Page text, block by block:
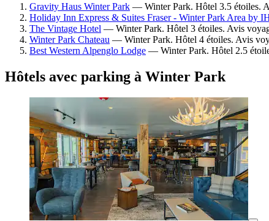
Gravity Haus Winter Park — Winter Park. Hôtel 3.5 étoiles.
Holiday Inn Express & Suites Fraser - Winter Park Area by
The Vintage Hotel — Winter Park. Hôtel 3 étoiles. Avis
Winter Park Chateau — Winter Park. Hôtel 4 étoiles. Avis
Best Western Alpenglo Lodge — Winter Park. Hôtel 2.5
Hôtels avec parking à Winter Park